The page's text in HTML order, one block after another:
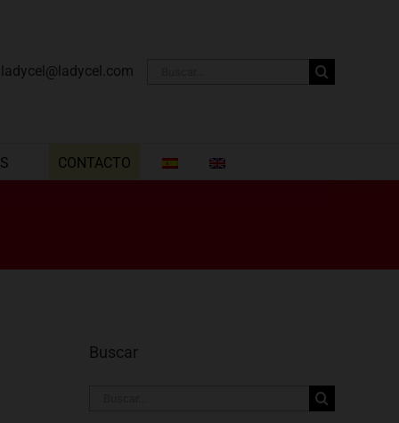
ladycel@ladycel.com
CONTACTO
Buscar